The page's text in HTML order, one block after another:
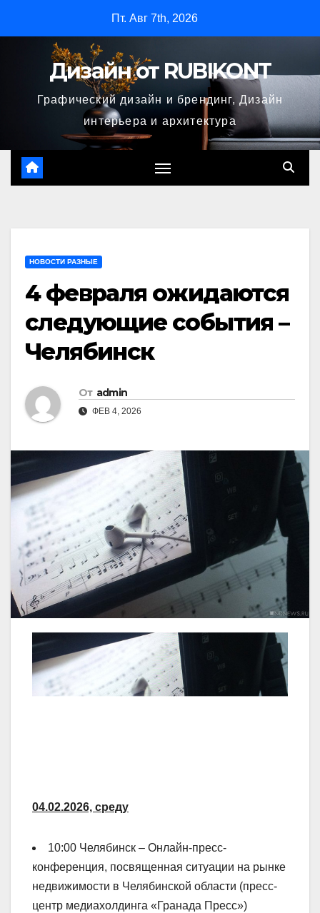
содержимому
Пт. Авг 7th, 2026
Дизайн от RUBIKONT
Графический дизайн и брендинг, Дизайн
интерьера и архитектура
НОВОСТИ РАЗНЫЕ
4 февраля ожидаются
следующие события –
Челябинск
От admin
ФЕВ 4, 2026
04.02.2026, среду
10:00 Челябинск – Онлайн-пресс-
конференция, посвященная ситуации на рынке
недвижимости в Челябинской области (пресс-
центр медиахолдинга «Гранада Пресс»)